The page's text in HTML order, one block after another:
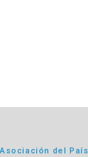
Asociación del País